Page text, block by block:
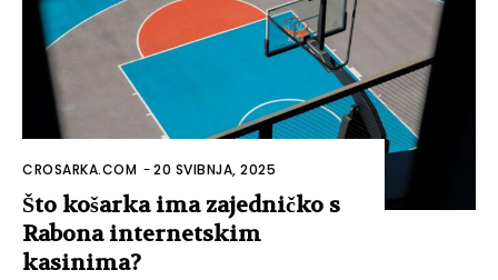
CROSARKA.COM -20 SVIBNJA, 2025
Što košarka ima zajedničko s
Rabona internetskim
kasinima?